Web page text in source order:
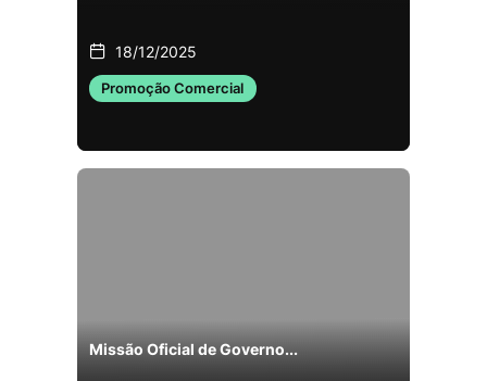
18/12/2025
Promoção Comercial
Missão Oficial de Governo...